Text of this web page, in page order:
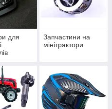
для
Запчастини на
мінітрактори